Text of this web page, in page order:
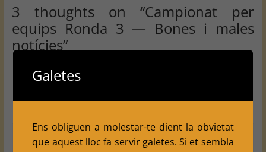
3 thoughts on “Campionat per
equips Ronda 3 — Bones i males
notícies”
Hola, primer de tot, dir que ha estat un
Galetes
Ens obliguen a molestar-te dient la obvietat
que aquest lloc fa servir galetes. Si et sembla